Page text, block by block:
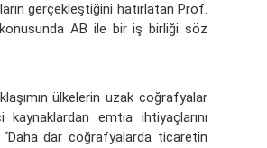
gerçekleştiğini hatırlatan Prof.
AB ile bir iş birliği söz
ülkelerin uzak coğrafyalar
emtia ihtiyaçlarını
dar coğrafyalarda ticaretin